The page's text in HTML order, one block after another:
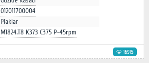
012011700004
Plaklar
M1824.T8 K373 C375 P-45rpm
16915